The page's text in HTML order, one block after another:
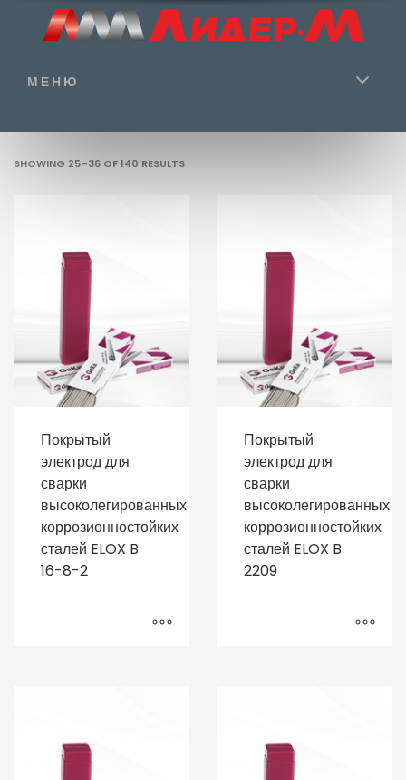
МЕНЮ
SHOWING 25–36 OF 140 RESULTS
Покрытый
электрод для
сварки
высоколегированных
коррозионностойких
сталей ELOX B
16-8-2
Покрытый
электрод для
сварки
высоколегированных
коррозионностойких
сталей ELOX B
2209